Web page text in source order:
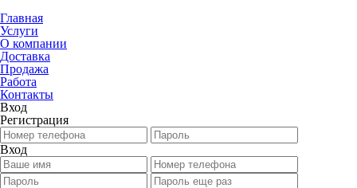
Главная
Услуги
О компании
Доставка
Продажа
Работа
Контакты
Вход
Регистрация
Вход